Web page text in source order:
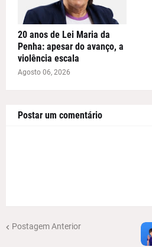
20 anos de Lei Maria da
Penha: apesar do avanço, a
violência escala
Agosto 06, 2026
Postar um comentário
Postagem Anterior